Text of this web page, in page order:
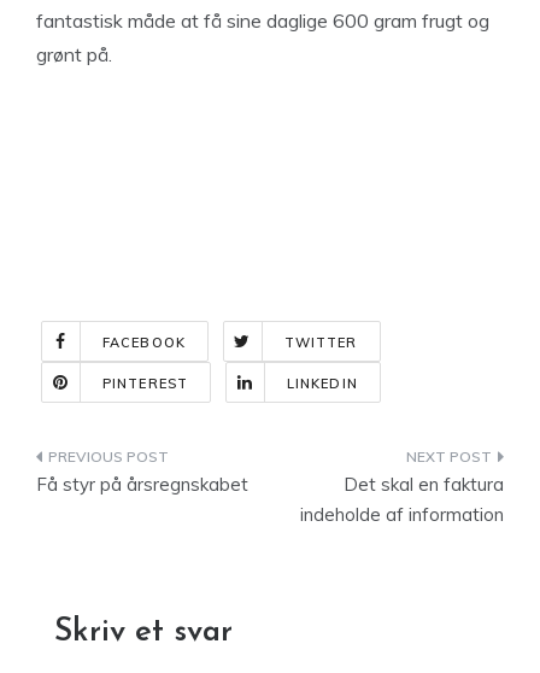
fantastisk måde at få sine daglige 600 gram frugt og
grønt på.
FACEBOOK TWITTER
PINTEREST LINKEDIN
Indlægsnavigation
Få styr på årsregnskabet
Det skal en faktura
indeholde af information
Skriv et svar